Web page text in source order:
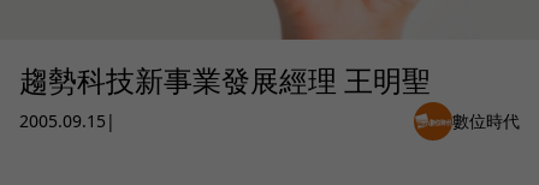
趨勢科技新事業發展經理 王明聖
2005.09.15 | 數位時代